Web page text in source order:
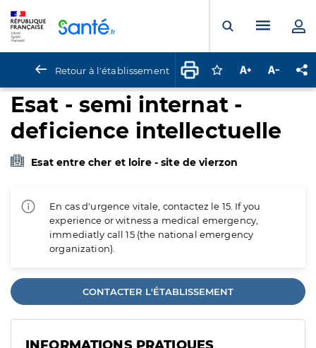
Ouvrir laMenu
Retour à l'établissement Connectez-vous
Augmenter la
Esat - semi internat -
deficience intellectuelle
Esat entre cher et loire - site de vierzon
En cas d'urgence vitale, contactez le 15. If you
experience or witness a medical emergency,
immediatly call 15 (the national emergency
organization).
CONTACTER L'ÉTABLISSEMENT